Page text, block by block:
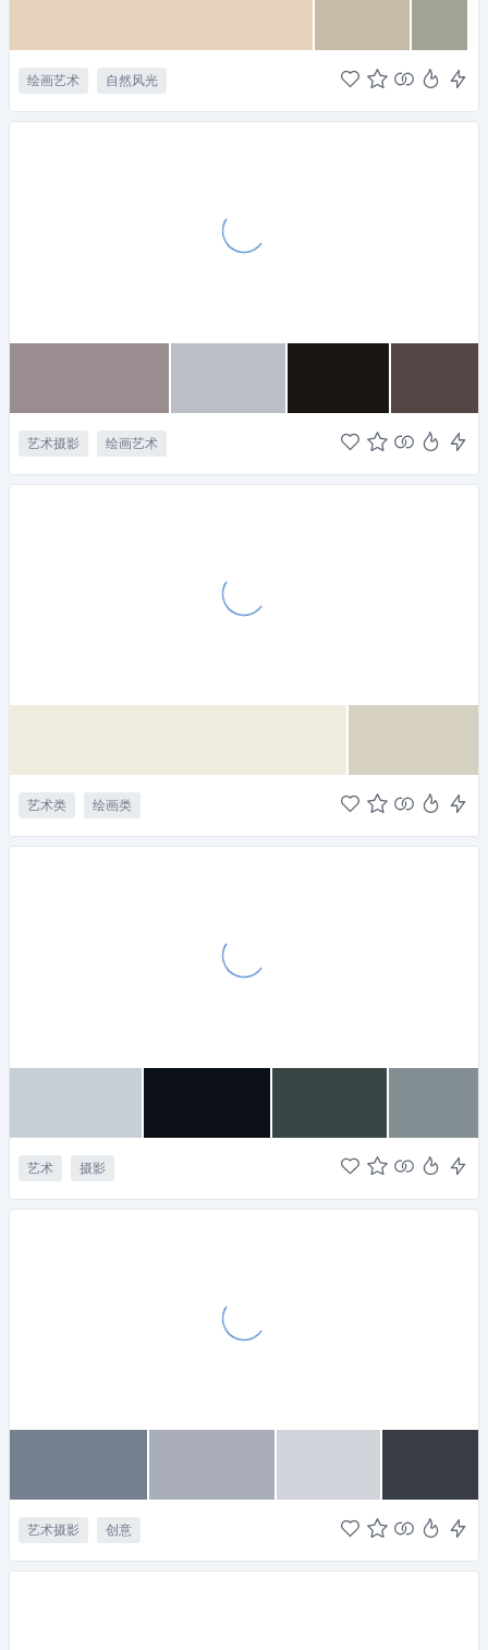
绘画艺术 自然风光
艺术摄影 绘画艺术
艺术类 绘画类
艺术 摄影
艺术摄影 创意